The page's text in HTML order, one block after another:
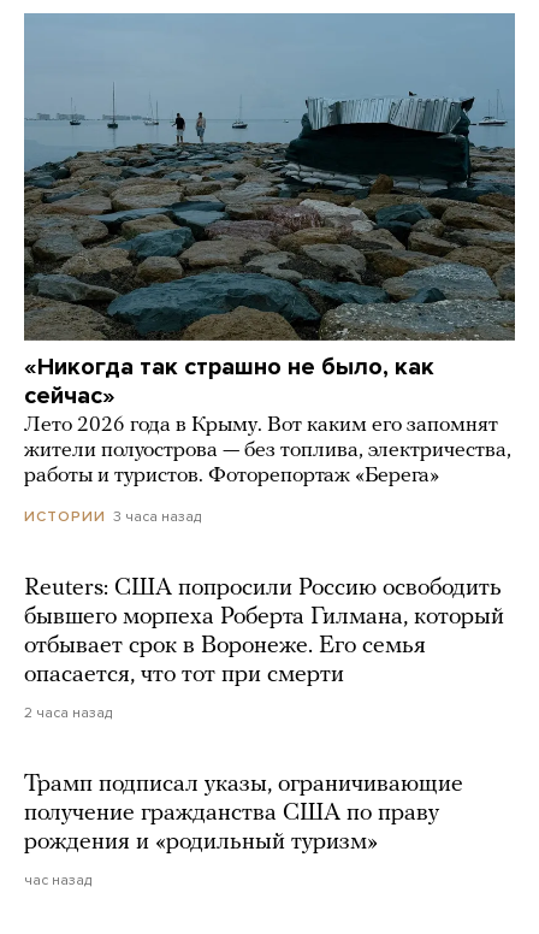
«Никогда так страшно не было, как
сейчас»
Лето 2026 года в Крыму. Вот каким его запомнят
жители полуострова — без топлива, электричества,
работы и туристов. Фоторепортаж «Берега»
ИСТОРИИ 3 часа назад
Reuters: США попросили Россию освободить
бывшего морпеха Роберта Гилмана, который
отбывает срок в Воронеже. Его семья
опасается, что тот при смерти
2 часа назад
Трамп подписал указы, ограничивающие
получение гражданства США по праву
рождения и «родильный туризм»
час назад